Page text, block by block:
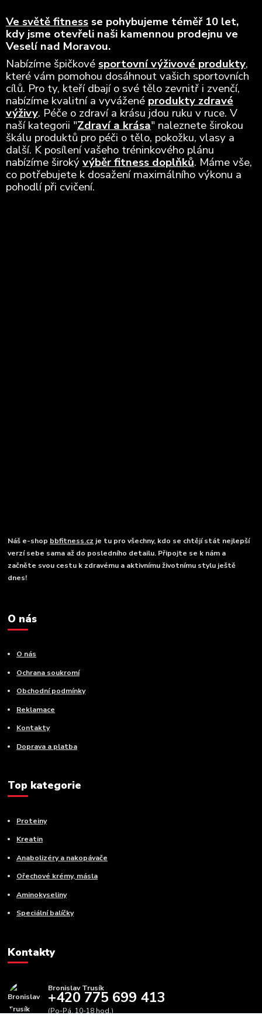
Ve světě fitness se pohybujeme téměř 10 let,
kdy jsme otevřeli naši kamennou prodejnu ve
Veselí nad Moravou.
Nabízíme špičkové sportovní výživové produkty,
které vám pomohou dosáhnout vašich sportovních
cílů. Pro ty, kteří dbají o své tělo zevnitř i zvenčí,
nabízíme kvalitní a vyvážené produkty zdravé
výživy. Péče o zdraví a krásu jdou ruku v ruce. V
naší kategorii "Zdraví a krása" naleznete širokou
škálu produktů pro péči o tělo, pokožku, vlasy a
další. K posílení vašeho tréninkového plánu
nabízíme širokývýběr fitness doplňků. Máme vše,
co potřebujete k dosažení maximálního výkonu a
pohodlí při cvičení.
Náš e-shop bbfitness.cz je tu pro všechny, kdo se chtějí stát nejlepší
verzí sebe sama až do posledního detailu. Připojte se k nám a
začněte svou cestu k zdravému a aktivnímu životnímu stylu ještě
dnes!
O nás
O nás
Ochrana soukromí
Obchodní podmínky
Reklamace
Kontakty
Doprava a platba
Top kategorie
Proteiny
Kreatin
Anabolizéry a nakopávače
Ořechové krémy, másla
Aminokyseliny
Speciální balíčky
Kontakty
Bronislav Trusík
+420 775 699 413
(Po-Pá, 10-18 hod.)